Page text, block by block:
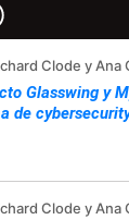
Clode y Ana
Glasswing y
de
Clode y Ana